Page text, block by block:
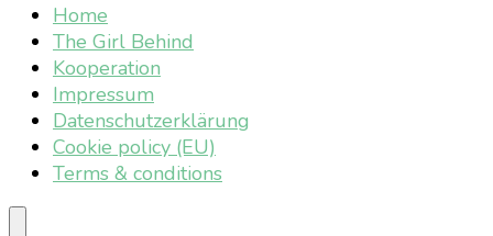
Home
The Girl Behind
Kooperation
Impressum
Datenschutzerklärung
Cookie policy (EU)
Terms & conditions